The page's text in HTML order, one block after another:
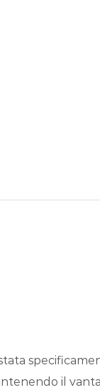
il